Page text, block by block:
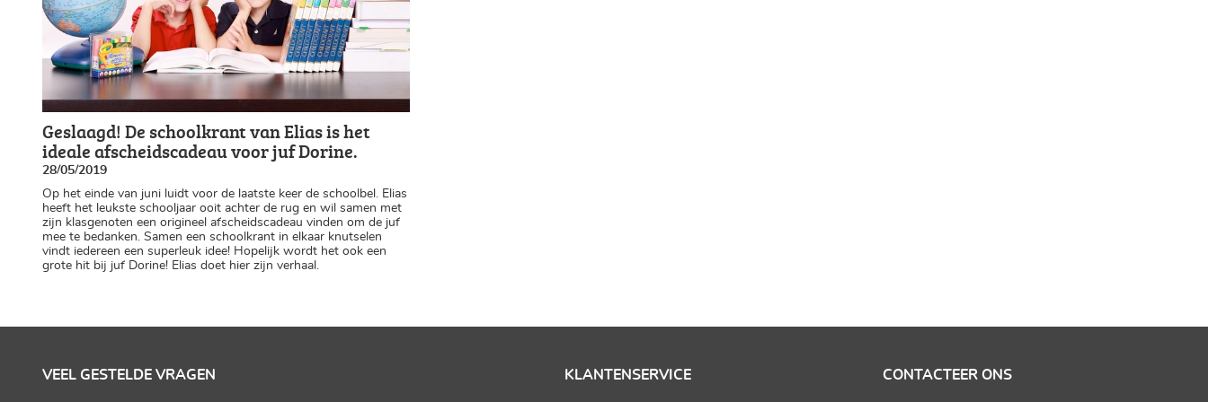
Geslaagd! De schoolkrant van Elias is het
ideale afscheidscadeau voor juf Dorine.
28/05/2019
Op het einde van juni luidt voor de laatste keer de schoolbel. Elias
heeft het leukste schooljaar ooit achter de rug en wil samen met
zijn klasgenoten een origineel afscheidscadeau vinden om de juf
mee te bedanken. Samen een schoolkrant in elkaar knutselen
vindt iedereen een superleuk idee! Hopelijk wordt het ook een
grote hit bij juf Dorine! Elias doet hier zijn verhaal.
VEEL GESTELDE VRAGEN KLANTENSERVICE CONTACTEER ONS